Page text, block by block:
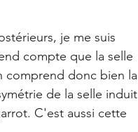
je me suis
compte que la selle
comprend donc bien la
de la selle induit
C'est aussi cette